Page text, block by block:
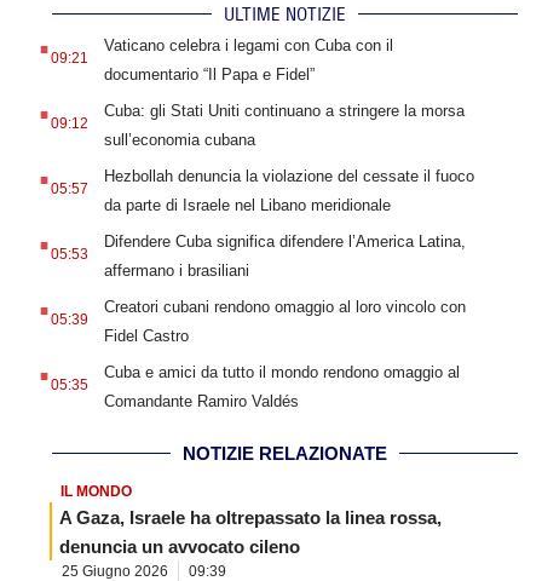
ULTIME NOTIZIE
.09:21
Vaticano celebra i legami con Cuba con il
documentario “Il Papa e Fidel”
.09:12
Cuba: gli Stati Uniti continuano a stringere la morsa
sull’economia cubana
.05:57
Hezbollah denuncia la violazione del cessate il fuoco
da parte di Israele nel Libano meridionale
.05:53
Difendere Cuba significa difendere l’America Latina,
affermano i brasiliani
.05:39
Creatori cubani rendono omaggio al loro vincolo con
Fidel Castro
.05:35
Cuba e amici da tutto il mondo rendono omaggio al
Comandante Ramiro Valdés
NOTIZIE RELAZIONATE
IL MONDO
A Gaza, Israele ha oltrepassato la linea rossa,
denuncia un avvocato cileno
25 Giugno 2026 09:39